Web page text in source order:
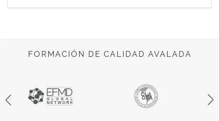
FORMACIÓN DE CALIDAD AVALADA